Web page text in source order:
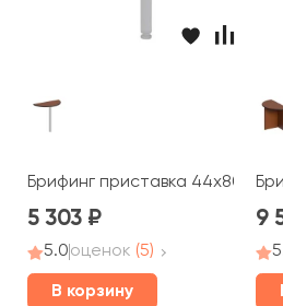
Брифинг приставка
5 303
5.0оценок (5)
В корзину
9